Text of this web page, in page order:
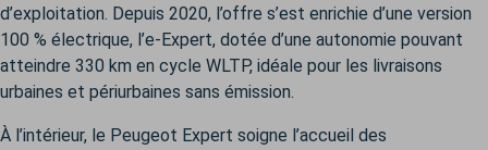
d’exploitation. Depuis 2020, l’offre s’est enrichie d’une version
100 % électrique, l’e-Expert, dotée d’une autonomie pouvant
atteindre 330 km en cycle WLTP, idéale pour les livraisons
urbaines et périurbaines sans émission.
À l’intérieur, le Peugeot Expert soigne l’accueil des